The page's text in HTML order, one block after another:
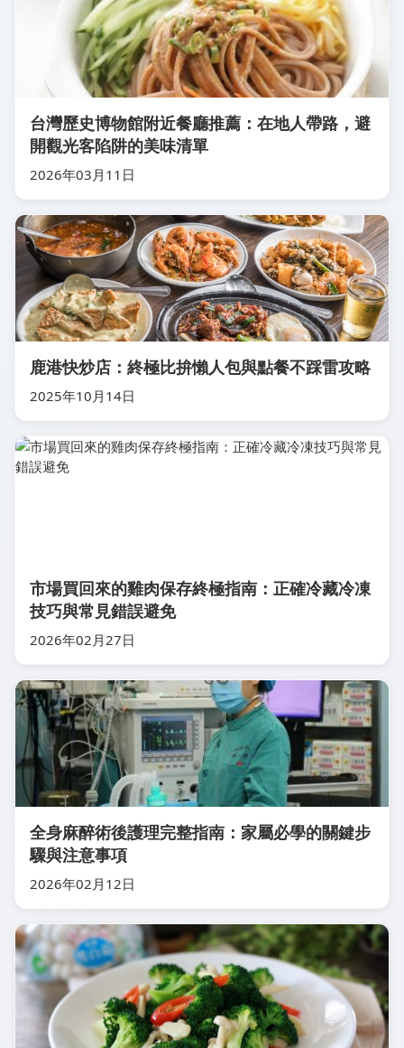
台灣歷史博物館附近餐廳推薦：在地人帶路，避
開觀光客陷阱的美味清單
2026年03月11日
鹿港快炒店：終極比拚懶人包與點餐不踩雷攻略
2025年10月14日
市場買回來的雞肉保存終極指南：正確冷藏冷凍
技巧與常見錯誤避免
2026年02月27日
全身麻醉術後護理完整指南：家屬必學的關鍵步
驟與注意事項
2026年02月12日